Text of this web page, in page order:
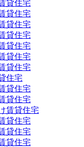
貸住宅
貸住宅
貸住宅
貸住宅
貸住宅
貸住宅
貸住宅
住宅
貸住宅
貸住宅
賃貸住宅
貸住宅
貸住宅
貸住宅